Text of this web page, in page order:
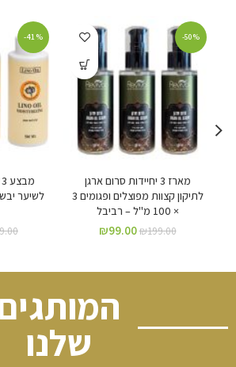
-50%
מארז 3 יחיידות סרום ארגן
לתיקון קצוות מפוצלים ופגומים 3
× 100 מ"ל – רביבל
₪199.00
₪99.00
-41%
שלנו